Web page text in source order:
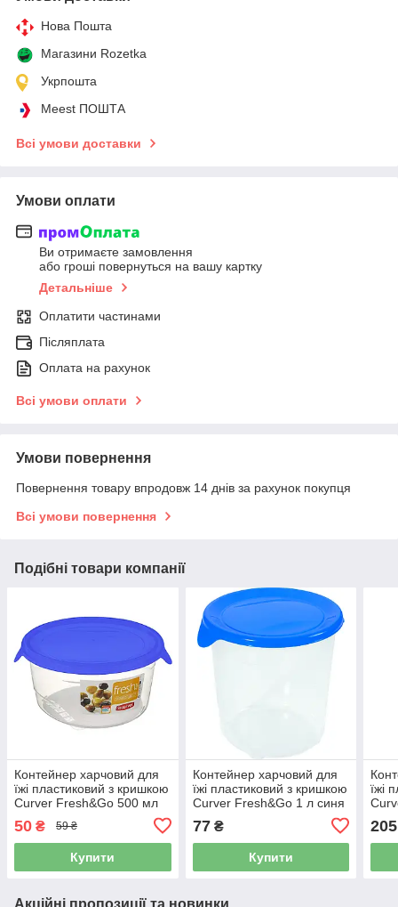
Нова Пошта
Магазини Rozetka
Укрпошта
Meest ПОШТА
Всі умови доставки
Умови оплати
Ви отримаєте замовлення
або гроші повернуться на вашу картку
Детальніше
Оплатити частинами
Післяплата
Оплата на рахунок
Всі умови оплати
Умови повернення
Повернення товару впродовж 14 днів за рахунок покупця
Всі умови повернення
Подібні товари компанії
Контейнер харчовий для
їжі пластиковий з кришкою
Curver Fresh&Go 500 мл
50 ₴ 59 ₴
Купити
Контейнер харчовий для
їжі пластиковий з кришкою
Curver Fresh&Go 1 л синя
77₴
Купити
їжі
205
Акційні пропозиції та новинки